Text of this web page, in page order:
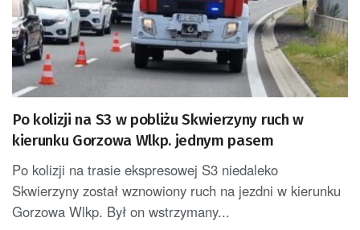
Po kolizji na S3 w pobliżu Skwierzyny ruch w
kierunku Gorzowa Wlkp. jednym pasem
Po kolizji na trasie ekspresowej S3 niedaleko
Skwierzyny został wznowiony ruch na jezdni w kierunku
Gorzowa Wlkp. Był on wstrzymany...